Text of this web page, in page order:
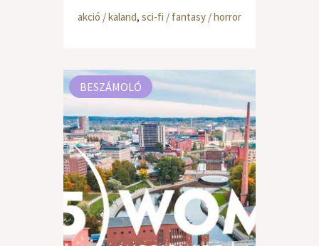
akció / kaland, sci-fi / fantasy / horror
BESZÁMOLÓ